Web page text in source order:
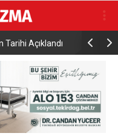
Açıklandı Hazine